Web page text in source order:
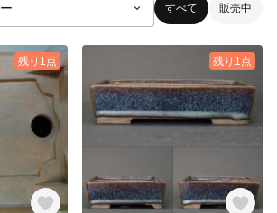
すべて 販売中
残り1点 残り1点